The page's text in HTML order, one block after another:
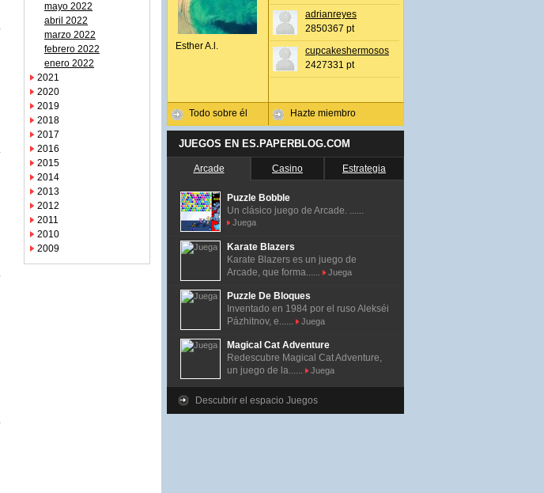
mayo 2022
abril 2022
marzo 2022
febrero 2022
enero 2022
2021
2020
2019
2018
2017
2016
2015
2014
2013
2012
2011
2010
2009
Esther A.l.
Todo sobre él
adrianreyes
2850367 pt
cupcakeshermosos
2427331 pt
Hazte miembro
JUEGOS EN ES.PAPERBLOG.COM
Arcade Casino Estrategia
Puzzle Bobble
Un clásico juego de Arcade. ......
Juega
Karate Blazers
Karate Blazers es un juego de
Arcade, que forma......
Juega
Puzzle De Bloques
Inventado en 1984 por el ruso Alekséi
Pázhitnov, e......
Juega
Magical Cat Adventure
Redescubre Magical Cat Adventure,
un juego de la......
Juega
Descubrir el espacio Juegos